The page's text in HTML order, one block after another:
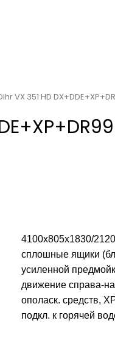
VX 351 HD
4100x805x1830/
сплошные ящики
усиленной
движение справа-
ополаск. средств,
подкл. к горячей